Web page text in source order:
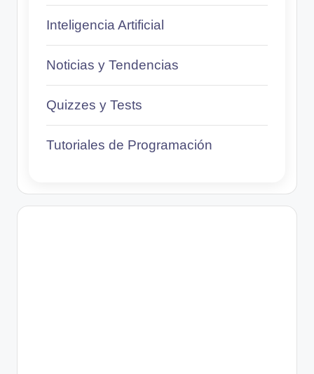
Inteligencia Artificial
Noticias y Tendencias
Quizzes y Tests
Tutoriales de Programación